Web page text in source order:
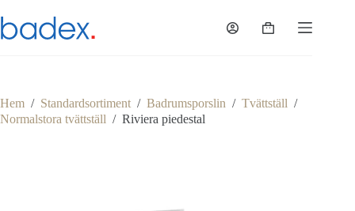
till
innehåll
Varukorg
Hem / Standardsortiment / Badrumsporslin / Tvättställ /
Normalstora tvättställ / Riviera piedestal